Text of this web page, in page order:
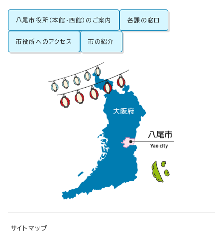
八尾市役所（本館・西館）のご案内 各課の窓口
市役所へのアクセス 市の紹介
サイトマップ